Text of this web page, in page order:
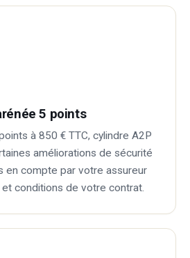
5 points
à 850 € TTC, cylindre A2P
améliorations de sécurité
en compte par votre assureur
conditions de votre contrat.